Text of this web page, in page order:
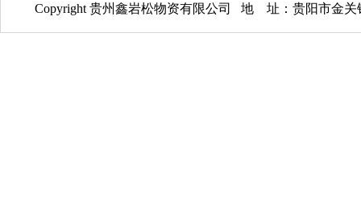
Copyright 贵州鑫岩松物资有限公司 地 址：贵阳市金